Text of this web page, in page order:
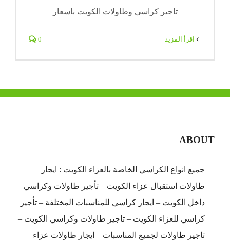
تاجير كراسى وطاولات الكويت باسعار
0
ABOUT
جميع انواع الكراسي الخاصة بالعزاء الكويت : ايجار
طاولات استقبال عزاء الكويت – تأجير طاولات وكراسي
داخل الكويت – ايجار كراسي للمناسبات المختلفة – تأجير
كراسي للعزاء الكويت – تاجير طاولات وكراسي الكويت –
تاجير طاولات لجميع المناسبات – ايجار طاولات عزاء